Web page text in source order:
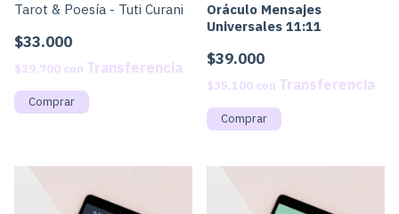
Tarot & Poesía - Tuti Curani
$33.000
$29.700 con
Oráculo Mensajes
Universales 11:11
$39.000
$35.100 con